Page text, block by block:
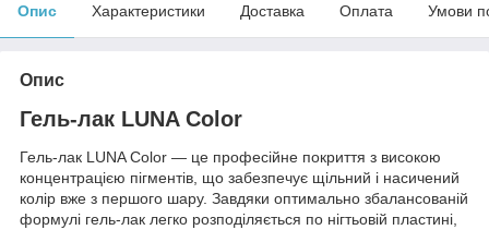
Опис Характеристики Доставка Оплата Умови
Опис
Гель-лак LUNA Color
Гель-лак LUNA Color — це професійне покриття з високою
концентрацією пігментів, що забезпечує щільний і насичений
колір вже з першого шару. Завдяки оптимально збалансованій
формулі гель-лак легко розподіляється по нігтьовій пластині,